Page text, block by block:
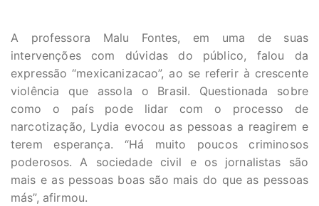
A professora Malu Fontes, em uma de suas
intervenções com dúvidas do público, falou da
expressão “mexicanizacao”, ao se referir à crescente
violência que assola o Brasil. Questionada sobre
como o país pode lidar com o processo de
narcotização, Lydia evocou as pessoas a reagirem e
terem esperança. “Há muito poucos criminosos
poderosos. A sociedade civil e os jornalistas são
mais e as pessoas boas são mais do que as pessoas
más”, afirmou.